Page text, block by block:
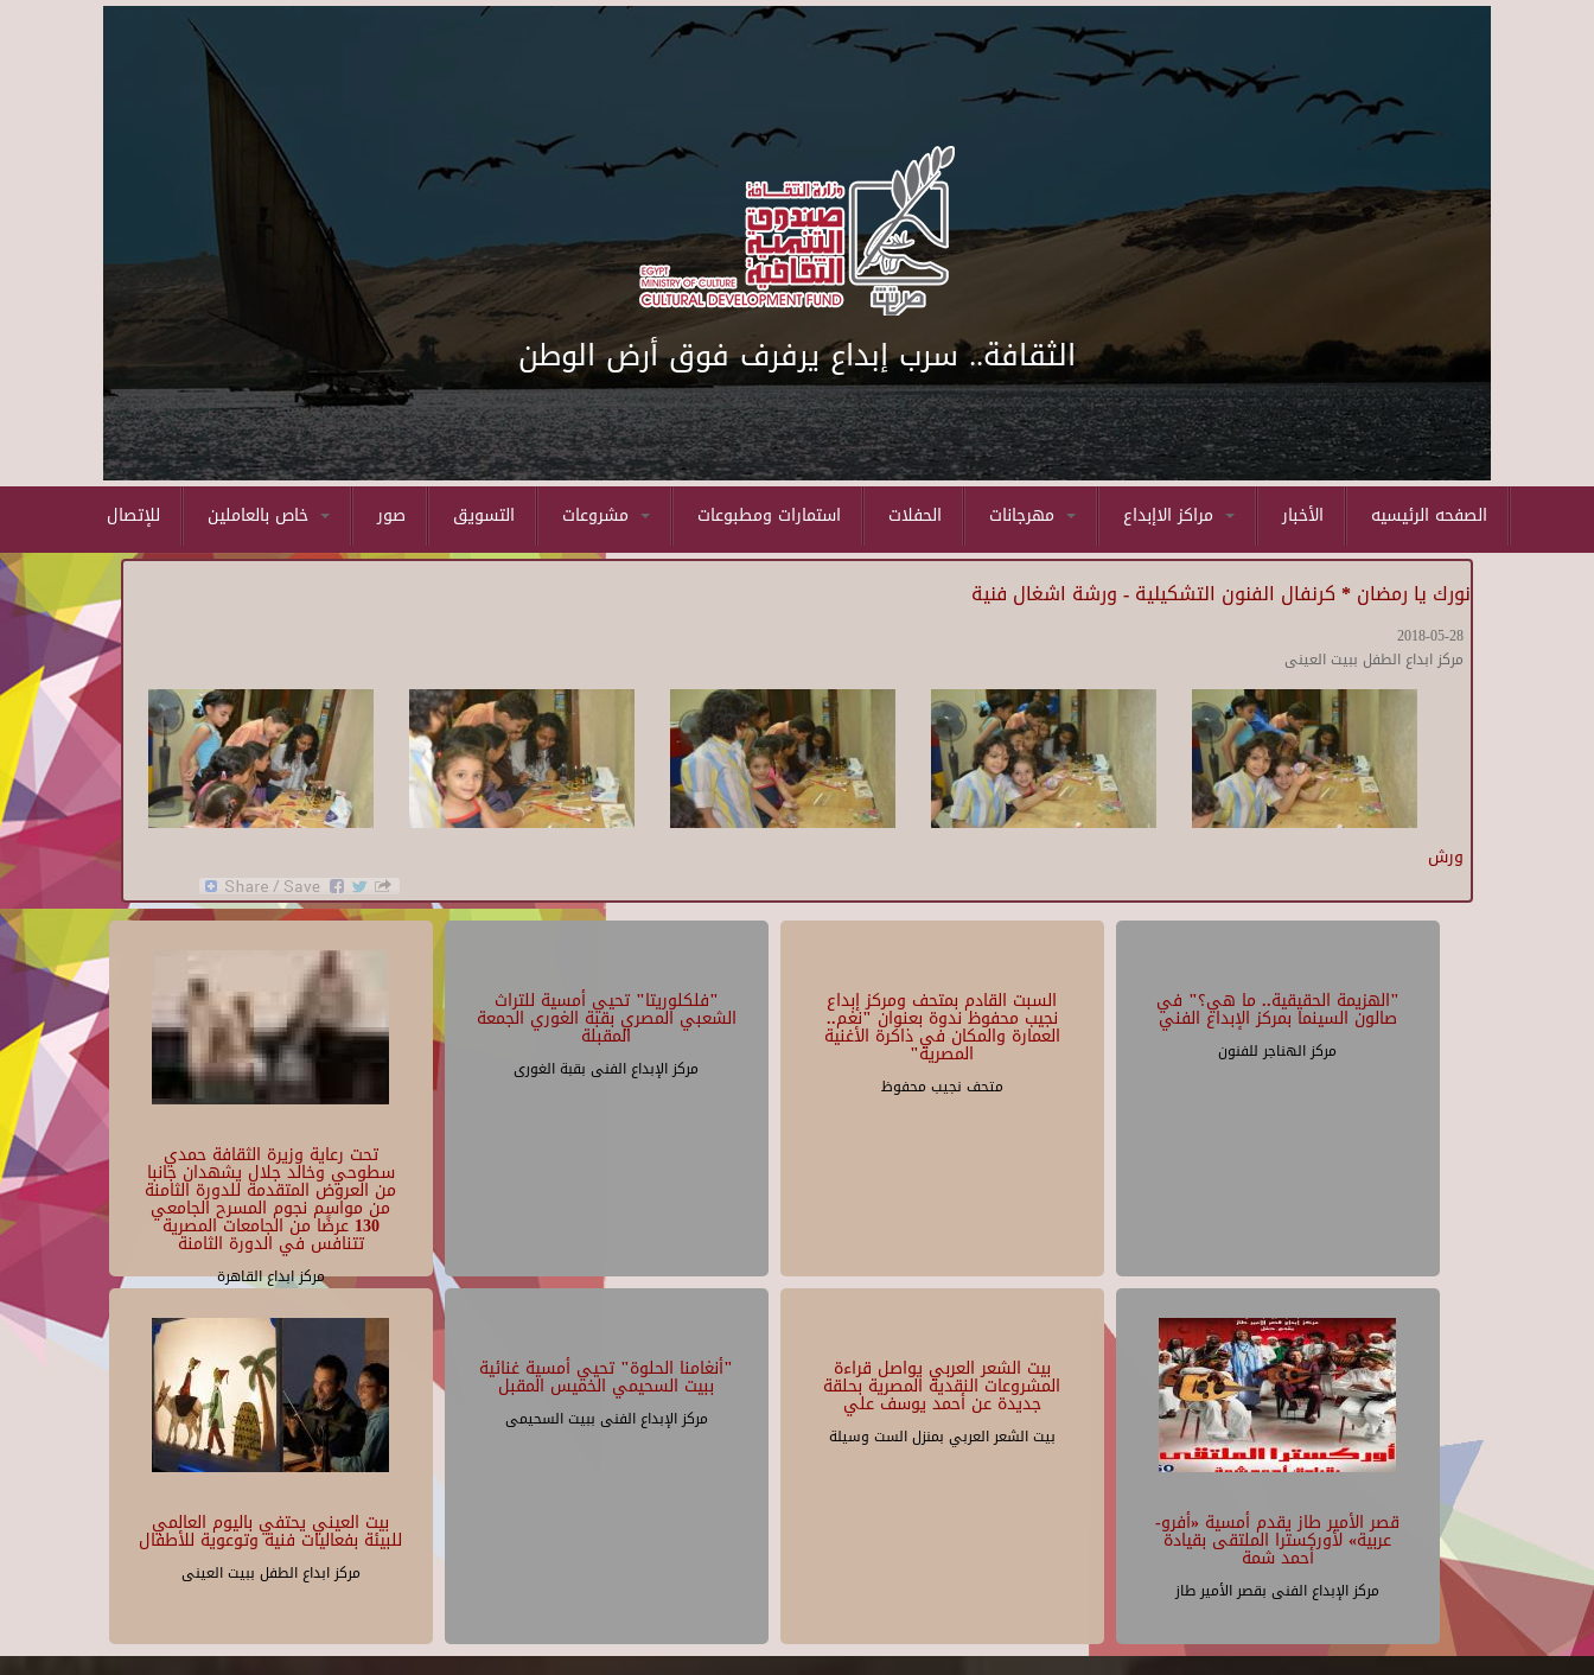
Skip to main content
الثقافة.. سرب إبداع يرفرف فوق أرض الوطن
للإتصال صور التسويق استمارات ومطبوعات الحفلات الأخبار الصفحه الرئيسيه
نورك يا رمضان * كرنفال الفنون التشكيلية - ورشة اشغال فنية
2018-05-28
مركز ابداع الطفل ببيت العينى
ورش
تحت رعاية وزيرة الثقافة حمدي
سطوحي وخالد جلال يشهدان جانبا
من العروض المتقدمة للدورة الثامنة
من مواسم نجوم المسرح الجامعي
130 عرضًا من الجامعات المصرية
تتنافس في الدورة الثامنة
مركز ابداع القاهرة
"فلكلوريتا" تحيي أمسية للتراث
الشعبي المصري بقبة الغوري الجمعة
المقبلة
مركز الإبداع الفنى بقبة الغورى
السبت القادم بمتحف ومركز إبداع
نجيب محفوظ ندوة بعنوان "نغم..
العمارة والمكان في ذاكرة الأغنية
المصرية"
متحف نجيب محفوظ
"الهزيمة الحقيقية.. ما هي؟" في
صالون السينما بمركز الإبداع الفني
مركز الهناجر للفنون
بيت العيني يحتفي باليوم العالمي
للبيئة بفعاليات فنية وتوعوية للأطفال
مركز ابداع الطفل ببيت العينى
"أنغامنا الحلوة" تحيي أمسية غنائية
ببيت السحيمي الخميس المقبل
مركز الإبداع الفنى ببيت السحيمى
بيت الشعر العربي يواصل قراءة
المشروعات النقدية المصرية بحلقة
جديدة عن أحمد يوسف علي
بيت الشعر العربي بمنزل الست وسيلة
قصر الأمير طاز يقدم أمسية «أفرو-
عربية» لأوركسترا الملتقى بقيادة
أحمد شمة
مركز الإبداع الفنى بقصر الأمير طاز